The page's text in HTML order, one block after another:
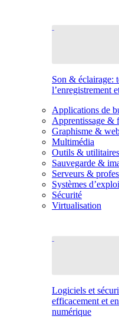
Son & éclairage:
l’enregistrement
Applications de
Apprentissage &
Graphisme &
Multimédia
Outils & utilitaires
Sauvegarde &
Serveurs &
Systèmes
Sécurité
Virtualisation
Logiciels et
efficacement et
numérique